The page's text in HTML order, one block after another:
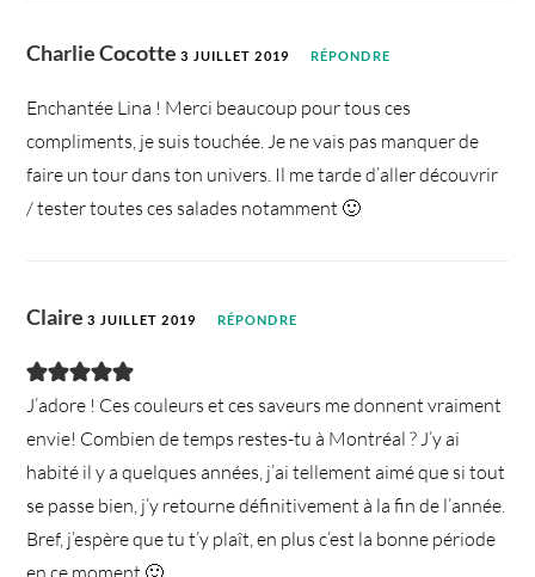
Charlie Cocotte 3 JUILLET 2019 RÉPONDRE
Enchantée Lina ! Merci beaucoup pour tous ces
compliments, je suis touchée. Je ne vais pas manquer de
faire un tour dans ton univers. Il me tarde d’aller découvrir
/ tester toutes ces salades notamment 🙂
Claire 3 JUILLET 2019 RÉPONDRE
J’adore ! Ces couleurs et ces saveurs me donnent vraiment
envie! Combien de temps restes-tu à Montréal ? J’y ai
habité il y a quelques années, j’ai tellement aimé que si tout
se passe bien, j’y retourne définitivement à la fin de l’année.
Bref, j’espère que tu t’y plaît, en plus c’est la bonne période